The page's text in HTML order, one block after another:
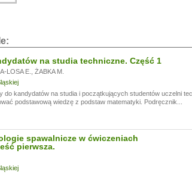
na studia techniczne. Część 1
LOSA E.
ŻABKA M.
do kandydatów na studia i początkujących studentów uczelni
podstawową wiedzę z podstaw matematyki. Podręcznik...
spawalnicze w ćwiczeniach
pierwsza.